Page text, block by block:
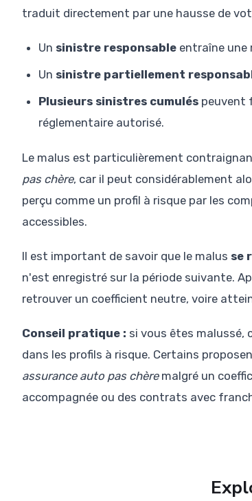
traduit directement par une hausse de
Un sinistre responsableentraîne une
Un sinistre partiellement
Plusieurs sinistres cumuléspeuvent
réglementaire autorisé.
Le malus est particulièrement
pas chère, car il peut considérablement
perçu comme un profil à risque par les
accessibles.
Il est important de savoir que le malus se
n'est enregistré sur la période suivante.
retrouver un coefficient neutre, voire
Conseil pratique : si vous êtes malussé,
dans les profils à risque. Certains
assurance auto pas chèremalgré un
accompagnée ou des contrats avec